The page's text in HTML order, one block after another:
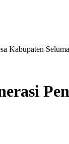
Kabupaten